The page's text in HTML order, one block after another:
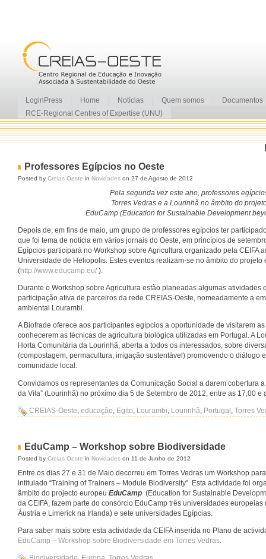
LoginPress Home Notícias Quem somos
Documentos
RCE-Regional Centres of Expertise (UNU)
Professores Egípcios no Oeste
Posted by Creias Oeste in Novidades on 27 de Agosto de 2012
Pela segunda vez este ano, professores
Torres Vedras e a Lourinhã no âmbito do
EduCamp (Education for Sustainable Development
Depois de, em fins de maio, um grupo de professores egípcios ter
que foi tema de notícia em vários jornais do Oeste, em princípios de
Egípcios participará no Workshop sobre Agricultura organizado pela CEIFA
Universidade de Heliopolis. Estes eventos realizam-se no âmbito do projeto
(http://www.educamp.eu/ ).
Durante o Workshop sobre Agricultura estão planeadas algumas atividades
participação ativa de parceiros da rede CREIAS-Oeste, nomeadamente a
ambiental Lourambi.
A Biofrade oferece aos participantes egípcios a oportunidade de visitarem
conhecerem as técnicas de agricultura biológica utilizadas em Portugal. A
Horta Comunitária da Lourinhã, aberta a todos os interessados, sobre
(compostagem, permacultura, irrigação sustentável) promovendo o diálogo
comunidade local.
Convidamos os representantes da Comunicação Social a darem cobertura
da Vila” (Lourinhã) no próximo dia 5 de Setembro de 2012, entre as 17,00 e
CREIAS-Oeste educação Egito Lourambi Lourinhã Portugal Torres
EduCamp – Workshop sobre Biodiversidade
Posted by Creias Oeste in Novidades on 11 de Junho de 2012
Entre os dias 27 e 31 de Maio decorreu em Torres Vedras um Workshop
intitulado “Training of Trainers – Module Biodiversity”. Esta actividade foi
âmbito do projecto europeu EduCamp (Education for Sustainable
da CEIFA, fazem parte do consórcio EduCamp três universidades
Áustria e Limerick na Irlanda) e sete universidades Egípcias.
Para saber mais sobre esta actividade da CEIFA inserida no Plano de
EduCamp – Workshop sobre Biodiversidade em Torres Vedras.